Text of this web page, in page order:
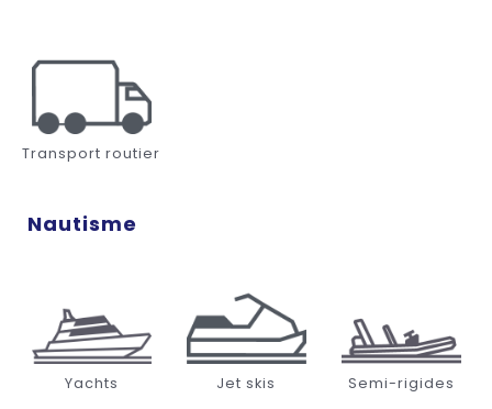
Transport routier
Nautisme
Yachts Jet skis Semi-rigides